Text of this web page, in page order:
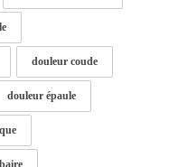
douleur coude
douleur épaule